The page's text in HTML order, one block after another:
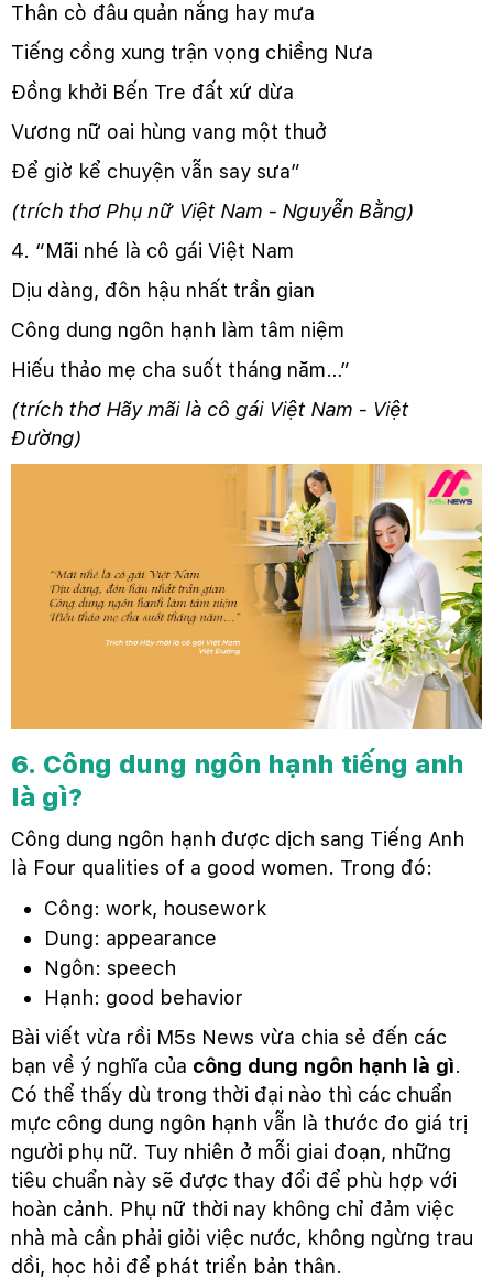
Thân cò đâu quản nắng hay mưa
Tiếng cồng xung trận vọng chiềng Nưa
Đồng khởi Bến Tre đất xứ dừa
Vương nữ oai hùng vang một thuở
Để giờ kể chuyện vẫn say sưa”
(trích thơ Phụ nữ Việt Nam - Nguyễn Bằng)
4. “Mãi nhé là cô gái Việt Nam
Dịu dàng, đôn hậu nhất trần gian
Công dung ngôn hạnh làm tâm niệm
Hiếu thảo mẹ cha suốt tháng năm…”
(trích thơ Hãy mãi là cô gái Việt Nam - Việt
Đường)
6. Công dung ngôn hạnh tiếng anh
là gì?
Công dung ngôn hạnh được dịch sang Tiếng Anh
là Four qualities of a good women. Trong đó:
Công: work, housework
Dung: appearance
Ngôn: speech
Hạnh: good behavior
Bài viết vừa rồi M5s News vừa chia sẻ đến các
bạn về ý nghĩa của công dung ngôn hạnh là gì.
Có thể thấy dù trong thời đại nào thì các chuẩn
mực công dung ngôn hạnh vẫn là thước đo giá trị
người phụ nữ. Tuy nhiên ở mỗi giai đoạn, những
tiêu chuẩn này sẽ được thay đổi để phù hợp với
hoàn cảnh. Phụ nữ thời nay không chỉ đảm việc
nhà mà cần phải giỏi việc nước, không ngừng trau
dồi, học hỏi để phát triển bản thân.